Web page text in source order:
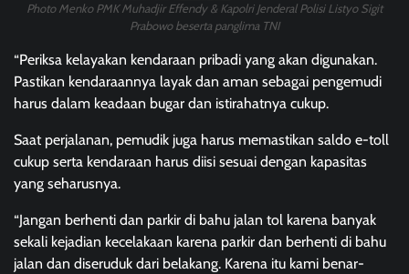
Photo Menko PMK Muhadjir Effendy & Kapolri Jenderal Polisi Listyo Sigit
Prabowo beserta panglima TNI
“Periksa kelayakan kendaraan pribadi yang akan digunakan.
Pastikan kendaraannya layak dan aman sebagai pengemudi
harus dalam keadaan bugar dan istirahatnya cukup.
Saat perjalanan, pemudik juga harus memastikan saldo e-toll
cukup serta kendaraan harus diisi sesuai dengan kapasitas
yang seharusnya.
“Jangan berhenti dan parkir di bahu jalan tol karena banyak
sekali kejadian kecelakaan karena parkir dan berhenti di bahu
jalan dan diseruduk dari belakang. Karena itu kami benar-